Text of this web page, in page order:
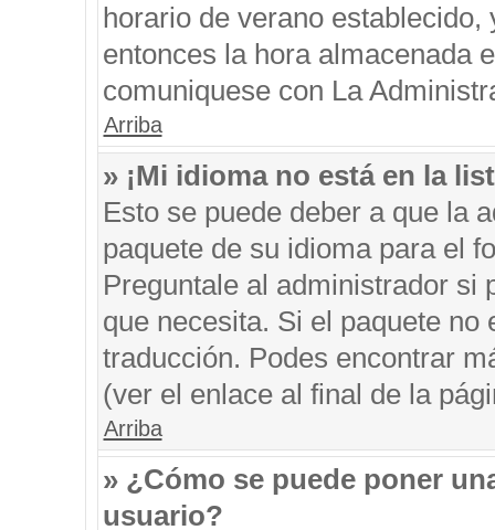
horario de verano
entonces la hora almacenada
comuniquese con La
Arriba
» ¡Mi idioma no está en la
Esto se puede deber a que la
paquete de su idioma para el
Preguntale al administrador si
que necesita. Si el paquete
traducción. Podes encontrar
(ver el enlace al final de la
Arriba
» ¿Cómo se puede poner
usuario?